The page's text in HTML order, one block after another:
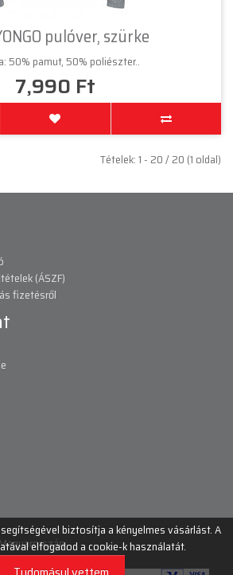
pulóver, szürke
50% pamut, 50% poliészter..
7,990 Ft
Tételek: 1 - 20 / 20 (1 oldal)
(ÁSZF)
fizetésről
2026
biztosítja a kényelmes vásárlást. A
elfogadod a cookie-k használatát.